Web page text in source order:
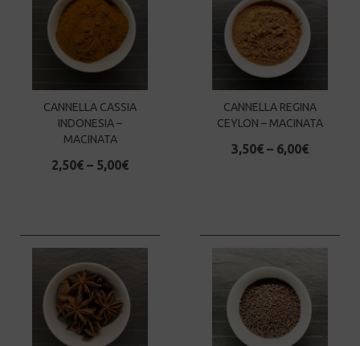
CANNELLA CASSIA
INDONESIA –
MACINATA
2,50€ – 5,00€
CANNELLA REGINA
CEYLON – MACINATA
3,50€ – 6,00€